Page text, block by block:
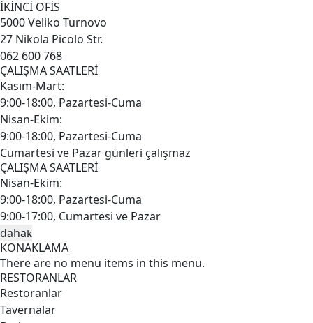
İKİNCİ OFİS
5000 Veliko Turnovo
27 Nikola Picolo Str.
062 600 768
ÇALIŞMA SAATLERİ
Kasım-Mart:
9:00-18:00, Pazartesi-Cuma
Nisan-Ekim:
9:00-18:00, Pazartesi-Cuma
Cumartesi ve Pazar günleri çalışmaz
ÇALIŞMA SAATLERİ
Nisan-Ekim:
9:00-18:00, Pazartesi-Cuma
9:00-17:00, Cumartesi ve Pazar
daha
KONAKLAMA
There are no menu items in this menu.
RESTORANLAR
Restoranlar
Tavernalar